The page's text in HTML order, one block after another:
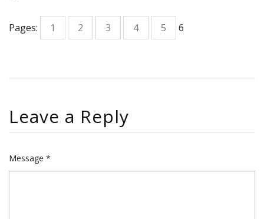
Pages: 1 2 3 4 5 6
Leave a Reply
Message *